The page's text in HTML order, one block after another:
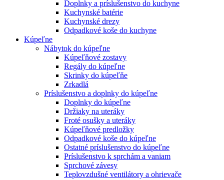
Doplnky a príslušenstvo do kuchyne
Kuchynské batérie
Kuchynské drezy
Odpadkové koše do kuchyne
Kúpeľne
Nábytok do kúpeľne
Kúpeľňové zostavy
Regály do kúpeľne
Skrinky do kúpeľňe
Zrkadlá
Príslušenstvo a doplnky do kúpeľne
Doplnky do kúpeľne
Držiaky na uteráky
Froté osušky a uteráky
Kúpeľňové predložky
Odpadkové koše do kúpeľne
Ostatné príslušenstvo do kúpeľne
Príslušenstvo k sprchám a vaniam
Sprchové závesy
Teplovzdušné ventilátory a ohrievače